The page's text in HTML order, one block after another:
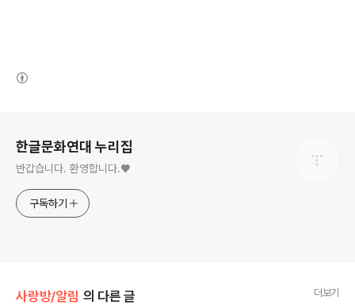
한글문화연대 누리집
반갑습니다. 환영합니다.♥
구독하기
사랑방/알림 의 다른 글 더보기